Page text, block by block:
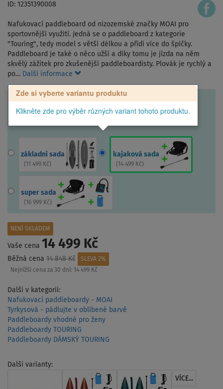
ID: 12351390008
Nafukovací paddleboard od nizozemské značky MOAI pro
sportovnější využití. Jedná se o paddleboard z kategorie
"Touring", tedy model s větší délkou a přídí více do špičky.
Paddleboard je také o něco užší a díky tomu je jízda na něm
skvělý zážitek pro zkušenější paddleboardisty. Plovák je rychlý a
po… Další informace
Zde si vyberte variantu produktu
Klikněte zde pro výběr různých variant tohoto produktu.
základní sada
( 11 499 Kč)
kajaková sada
( 14 499 Kč)
super sada
( 16 999 Kč)
NENÍ SKLADEM
Vaše cena 14 499 Kč
Běžná cena 14 848 Kč
SLEVA 2%
Nejnižší cena za 30 dní: 14 499 Kč
Další v kategorii:
Nafukovací paddleboardy - MOAI
Tyrkysová - pádlujte v oblíbené barvě
Paddleboardy vhodné pro ženy
Paddleboardy TOURING
Paddleboardy DÁMSKÝ TOURING
Další varianty:
VÍCE...